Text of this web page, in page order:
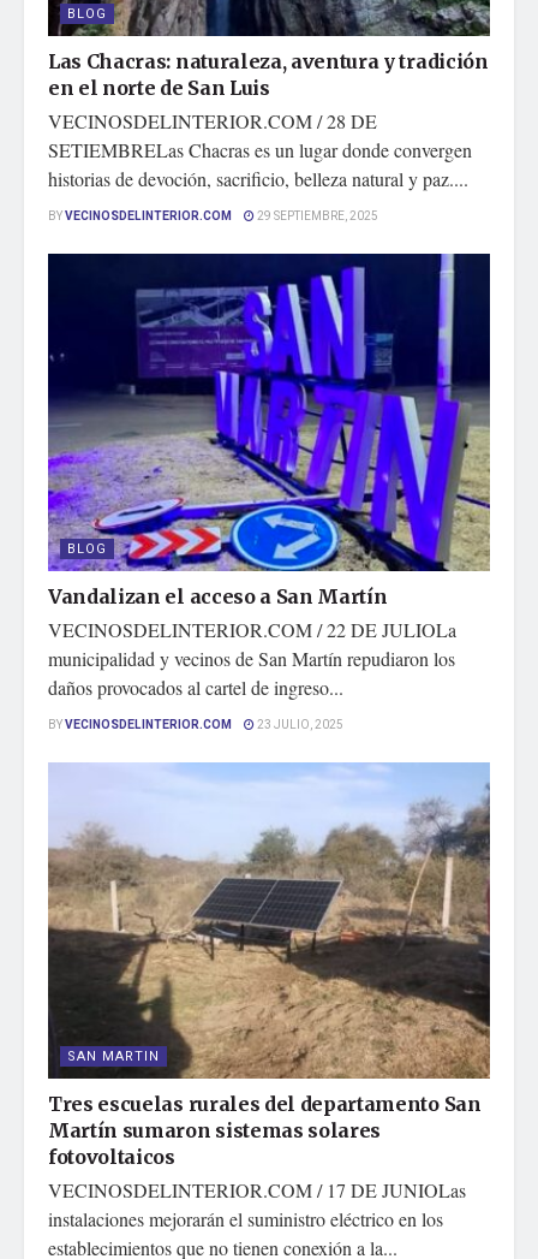
BLOG
Las Chacras: naturaleza, aventura y tradición
en el norte de San Luis
VECINOSDELINTERIOR.COM / 28 DE
SETIEMBRELas Chacras es un lugar donde convergen
historias de devoción, sacrificio, belleza natural y paz....
BYVECINOSDELINTERIOR.COM 29 SEPTIEMBRE, 2025
BLOG
Vandalizan el acceso a San Martín
VECINOSDELINTERIOR.COM / 22 DE JULIOLa
municipalidad y vecinos de San Martín repudiaron los
daños provocados al cartel de ingreso...
BYVECINOSDELINTERIOR.COM 23 JULIO, 2025
SAN MARTIN
Tres escuelas rurales del departamento San
Martín sumaron sistemas solares
fotovoltaicos
VECINOSDELINTERIOR.COM / 17 DE JUNIOLas
instalaciones mejorarán el suministro eléctrico en los
establecimientos que no tienen conexión a la...